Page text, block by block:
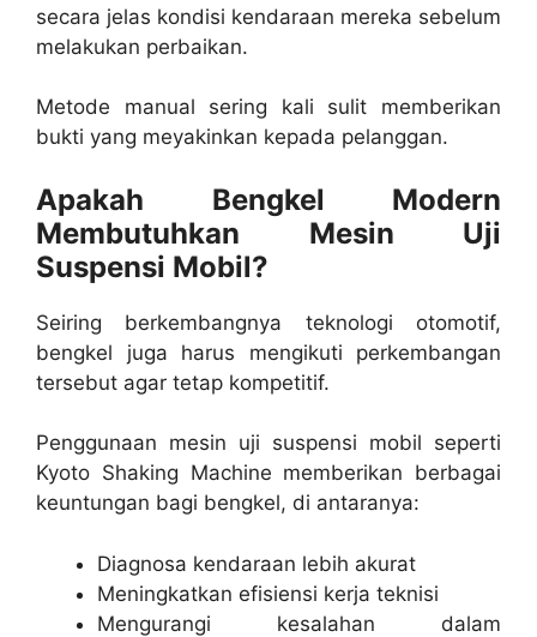
secara jelas kondisi kendaraan mereka sebelum
melakukan perbaikan.
Metode manual sering kali sulit memberikan
bukti yang meyakinkan kepada pelanggan.
Apakah Bengkel Modern
Membutuhkan Mesin Uji
Suspensi Mobil?
Seiring berkembangnya teknologi otomotif,
bengkel juga harus mengikuti perkembangan
tersebut agar tetap kompetitif.
Penggunaan mesin uji suspensi mobil seperti
Kyoto Shaking Machine memberikan berbagai
keuntungan bagi bengkel, di antaranya:
Diagnosa kendaraan lebih akurat
Meningkatkan efisiensi kerja teknisi
Mengurangi kesalahan dalam